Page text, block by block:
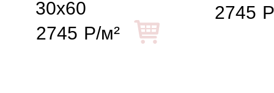
30x60
2745 Р/м²
2745